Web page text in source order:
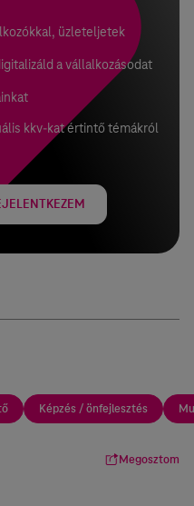
üzleteljetek
a vállalkozásodat
kkv-kat értintő témákról
Képzés / önfejlesztés
Megosztom